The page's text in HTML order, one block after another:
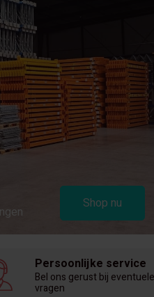
Shop nu
Persoonlijke service
Bel ons gerust bij eventuele
vragen